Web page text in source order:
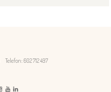
Telefon: 602 712 497